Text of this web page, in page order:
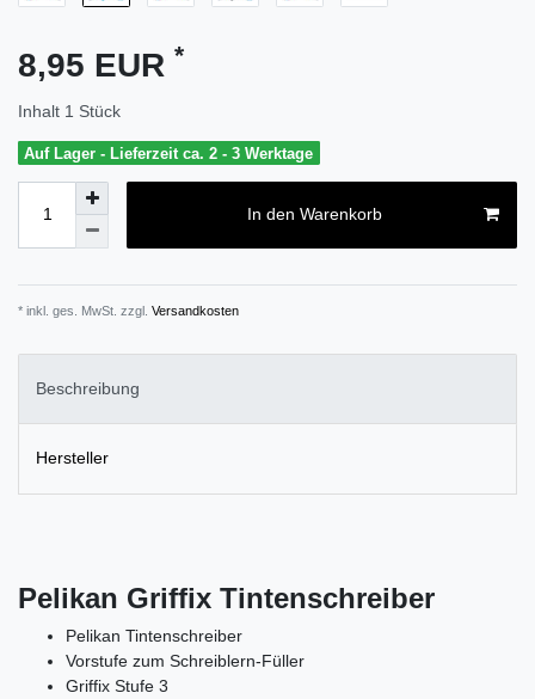
8,95 EUR *
Inhalt 1 Stück
Auf Lager - Lieferzeit ca. 2 - 3 Werktage
In den Warenkorb
* inkl. ges. MwSt. zzgl. Versandkosten
Beschreibung
Hersteller
Pelikan Griffix Tintenschreiber
Pelikan Tintenschreiber
Vorstufe zum Schreiblern-Füller
Griffix Stufe 3